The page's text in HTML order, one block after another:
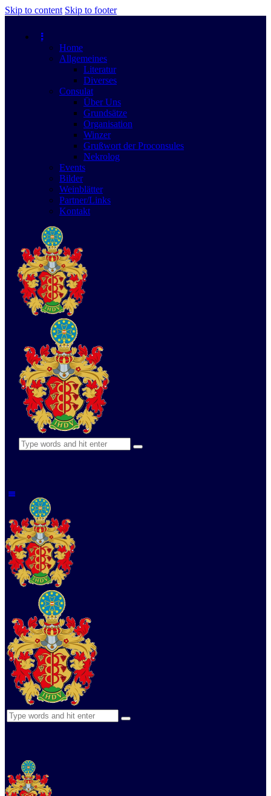
Skip to content Skip to footer
Home
Allgemeines
Literatur
Diverses
Consulat
Über Uns
Grundsätze
Organisation
Winzer
Grußwort der Proconsules
Nekrolog
Events
Bilder
Weinblätter
Partner/Links
Kontakt